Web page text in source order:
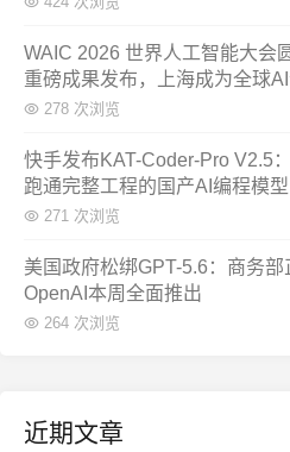
WAIC 2026 世界人工智能大会
重磅成果发布，上海成为全球
278 次浏览
快手发布KAT-Coder-Pro V2.5
跑通完整工程的国产AI编程模型
271 次浏览
美国政府松绑GPT-5.6：商务部
OpenAI本周全面推出
264 次浏览
近期文章